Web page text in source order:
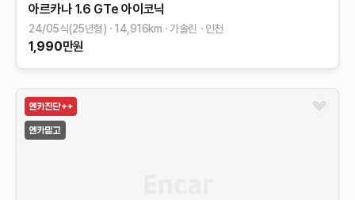
아르카나 1.6 GTe 아이코닉
24/05식(25년형) 14,916km 가솔린 인천
1,990만원